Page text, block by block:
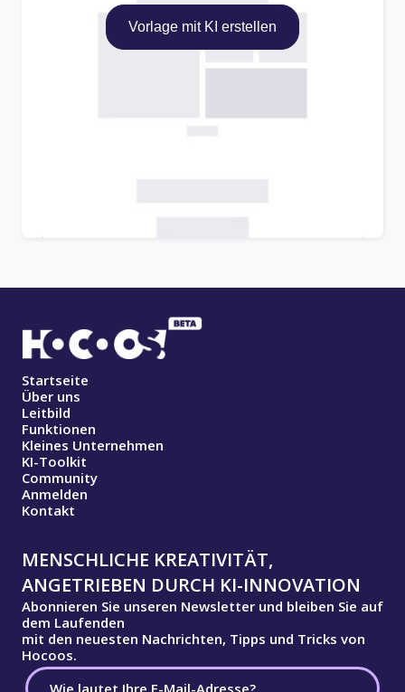
Vorlage mit KI erstellen
Startseite
Über uns
Leitbild
Funktionen
Kleines Unternehmen
KI-Toolkit
Community
Anmelden
Kontakt
MENSCHLICHE KREATIVITÄT,
ANGETRIEBEN DURCH KI-INNOVATION
Abonnieren Sie unseren Newsletter und bleiben Sie auf
dem Laufenden
mit den neuesten Nachrichten, Tipps und Tricks von
Hocoos.